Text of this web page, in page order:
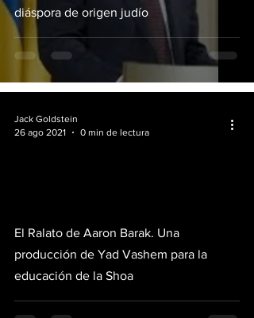
diáspora de origen judío
El Ralato de Aaron Barak. Una
producción de Yad Vashem para la
educación de la Shoa
Jack Goldstein
26 ago 2021
0 min de lectura